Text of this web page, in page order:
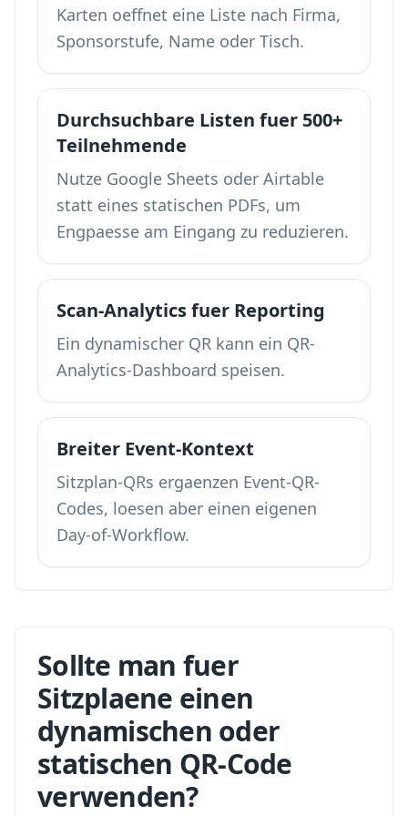
Karten oeffnet eine Liste nach Firma,
Sponsorstufe, Name oder Tisch.
Durchsuchbare Listen fuer 500+
Teilnehmende
Nutze Google Sheets oder Airtable
statt eines statischen PDFs, um
Engpaesse am Eingang zu reduzieren.
Scan-Analytics fuer Reporting
Ein dynamischer QR kann ein QR-
Analytics-Dashboard speisen.
Breiter Event-Kontext
Sitzplan-QRs ergaenzen Event-QR-
Codes, loesen aber einen eigenen
Day-of-Workflow.
Sollte man fuer
Sitzplaene einen
dynamischen oder
statischen QR-Code
verwenden?